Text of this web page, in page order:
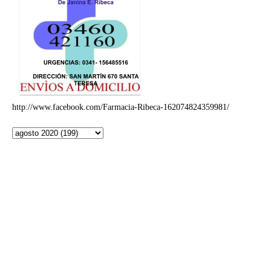
http://www.facebook.com/Farmacia-Ribeca-162074824359981/